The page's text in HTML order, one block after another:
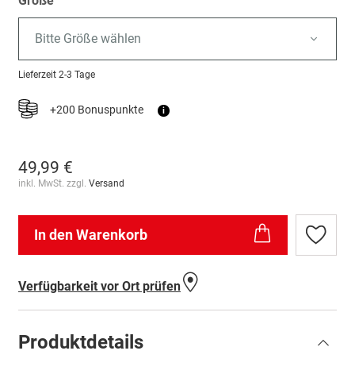
Bitte Größe wählen
Lieferzeit 2-3 Tage
+200 Bonuspunkte i
49,99 €
inkl. MwSt. zzgl. Versand
In den Warenkorb
Zur
Verfügbarkeit vor Ort prüfen
Produktdetails